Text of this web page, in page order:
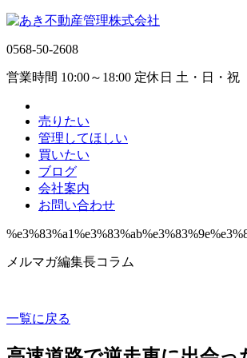
0568-50-2608
営業時間 10:00～18:00 定休日 土・日・祝
売りたい
管理してほしい
買いたい
ブログ
会社案内
お問い合わせ
メルマガ編集長コラム
一覧に戻る